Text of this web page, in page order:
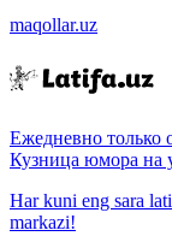
maqollar.uz
Ежедневно только
Кузница юмора на
Har kuni eng sara
markazi!